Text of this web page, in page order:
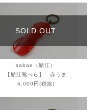
SOLD OUT
sabae（鯖江）
【鯖江靴べら】 赤うま
6,000円(税抜)